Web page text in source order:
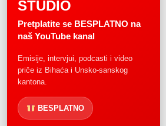
STUDIO
Pretplatite se BESPLATNO na
naš YouTube kanal
Emisije, intervjui, podcasti i video
priče iz Bihaća i Unsko-sanskog
kantona.
BESPLATNO